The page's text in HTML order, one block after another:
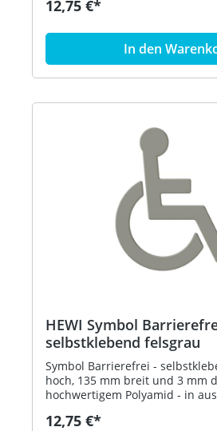
12,75 €*
In den
HEWI Symbol
selbstklebend felsgrau
Symbol Barrierefrei -
hoch, 135 mm breit und 3 mm
hochwertigem Polyamid - in
12,75 €*